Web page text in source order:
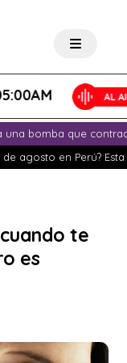
una bomba que
agosto en Perú?
te
es